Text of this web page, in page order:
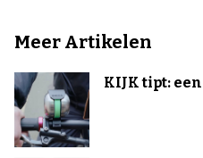
Meer Artikelen
KIJK tipt: